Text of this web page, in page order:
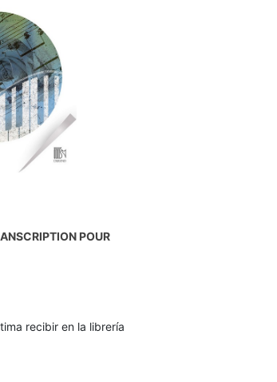
POUR
recibir en la librería